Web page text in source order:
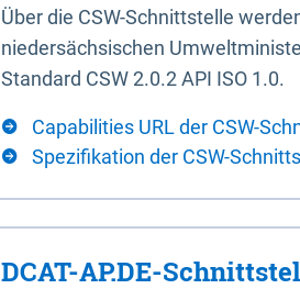
Über die CSW-Schnittstelle
niedersächsischen
Standard CSW 2.0.2 API ISO 1.0.
Capabilities URL der CSW-
Spezifikation der CSW-
DCAT-AP.DE-